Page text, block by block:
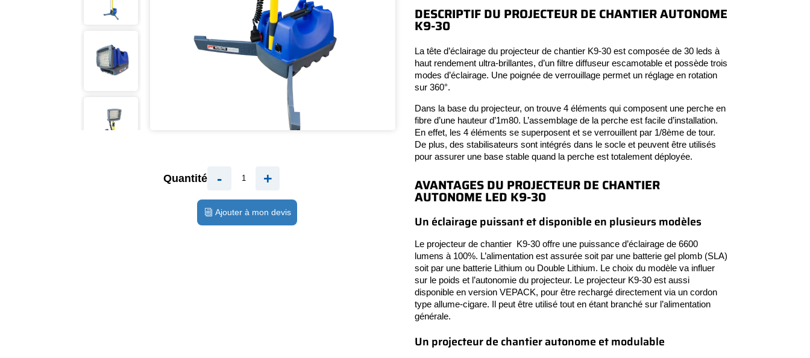
Quantité - +
Ajouter à mon devis
DESCRIPTIF DU PROJECTEUR DE CHANTIER AUTONOME
K9-30
La tête d’éclairage du projecteur de chantier K9-30 est composée de 30 leds à
haut rendement ultra-brillantes, d’un filtre diffuseur escamotable et possède trois
modes d’éclairage. Une poignée de verrouillage permet un réglage en rotation
sur 360°.
Dans la base du projecteur, on trouve 4 éléments qui composent une perche en
fibre d’une hauteur d’1m80. L’assemblage de la perche est facile d’installation.
En effet, les 4 éléments se superposent et se verrouillent par 1/8ème de tour.
De plus, des stabilisateurs sont intégrés dans le socle et peuvent être utilisés
pour assurer une base stable quand la perche est totalement déployée.
AVANTAGES DU PROJECTEUR DE CHANTIER
AUTONOME LED K9-30
Un éclairage puissant et disponible en plusieurs modèles
Le projecteur de chantier K9-30 offre une puissance d’éclairage de 6600
lumens à 100%. L’alimentation est assurée soit par une batterie gel plomb (SLA)
soit par une batterie Lithium ou Double Lithium. Le choix du modèle va influer
sur le poids et l’autonomie du projecteur. Le projecteur K9-30 est aussi
disponible en version VEPACK, pour être rechargé directement via un cordon
type allume-cigare. Il peut être utilisé tout en étant branché sur l’alimentation
générale.
Un projecteur de chantier autonome et modulable